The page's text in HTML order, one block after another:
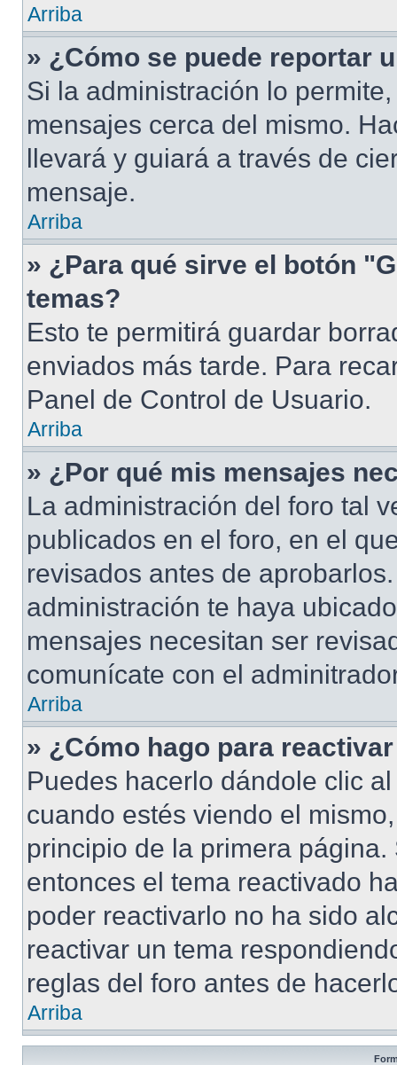
Arriba
» ¿Cómo se puede reportar
Si la administración lo
mensajes cerca del mismo.
llevará y guiará a través de
mensaje.
Arriba
» ¿Para qué sirve el botón
temas?
Esto te permitirá guardar
enviados más tarde. Para
Panel de Control de Usuario.
Arriba
» ¿Por qué mis mensajes
La administración del foro tal
publicados en el foro, en el
revisados antes de
administración te haya
mensajes necesitan ser
comunícate con el
Arriba
» ¿Cómo hago para
Puedes hacerlo dándole clic
cuando estés viendo el
principio de la primera
entonces el tema reactivado
poder reactivarlo no ha sido
reactivar un tema
reglas del foro antes de
Arriba